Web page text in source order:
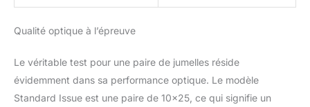
Qualité optique à l’épreuve
Le véritable test pour une paire de jumelles réside
évidemment dans sa performance optique. Le modèle
Standard Issue est une paire de 10×25, ce qui signifie un